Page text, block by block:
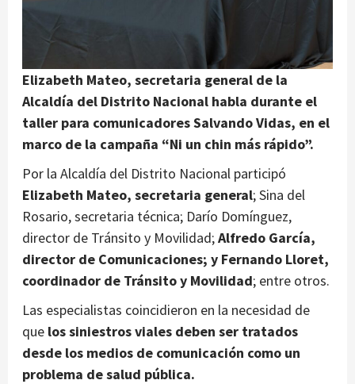
Elizabeth Mateo, secretaria general de la
Alcaldía del Distrito Nacional habla durante el
taller para comunicadores Salvando Vidas, en el
marco de la campaña “Ni un chin más rápido”.
Por la Alcaldía del Distrito Nacional participó
Elizabeth Mateo, secretaria general; Sina del
Rosario, secretaria técnica; Darío Domínguez,
director de Tránsito y Movilidad;Alfredo García,
director de Comunicaciones; y Fernando Lloret,
coordinador de Tránsito y Movilidad; entre otros.
Las especialistas coincidieron en la necesidad de
que los siniestros viales deben ser tratados
desde los medios de comunicación como un
problema de salud pública.